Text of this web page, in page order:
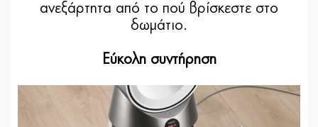
ανεξάρτητα από το πού βρίσκεστε στο
δωμάτιο.
Εύκολη συντήρηση